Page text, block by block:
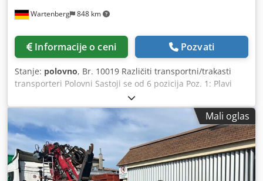
Wartenberg 848 km
Informacije o ceni Pozvati
Stanje: polovno, Br. 10019 Različiti transportni/trakasti
transporteri Polovni Sastoji se od 6 pozicija Poz. 1: Plavi
transportni transporter, cca 8000 x 800 mm (D x Š),
korišćen za otpad Poz. 2: Narandžasti transportni
transporter, cca 12000 x 1200 mm (D x Š), kao nov Poz. 4:
Dva plava pokretna transportna transportera, svaki cca
10000 x 800 mm (D x Š) Poz. 5: Dva tirkizna transportna
transportera, 1. traka cca 10000 x 1600 mm (D x Š), 2. traka
cca 4500 x 1400 mm (D x Š), vrlo masivne konstrukcije – sa
Mali oglas